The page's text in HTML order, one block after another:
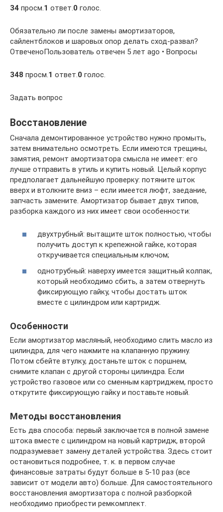
34 просм.1 ответ.0 голос.
Обязательно ли после замены амортизаторов,
сайлентблоков и шаровых опор делать сход-развал?
ОтвеченоПользователь отвечен 5 лет ago • Вопросы
348 просм.1 ответ.0 голос.
Задать вопрос
Восстановление
Сначала демонтированное устройство нужно промыть,
затем внимательно осмотреть. Если имеются трещины,
замятия, ремонт амортизатора смысла не имеет: его
лучше отправить в утиль и купить новый. Целый корпус
предполагает дальнейшую проверку: потяните шток
вверх и втолкните вниз – если имеется люфт, заедание,
запчасть замените. Амортизатор бывает двух типов,
разборка каждого из них имеет свои особенности:
двухтрубный: вытащите шток полностью, чтобы
получить доступ к крепежной гайке, которая
откручивается специальным ключом;
однотрубный: наверху имеется защитный колпак,
который необходимо сбить, а затем отвернуть
фиксирующую гайку, чтобы достать шток
вместе с цилиндром или картридж.
Особенности
Если амортизатор масляный, необходимо слить масло из
цилиндра, для чего нажмите на клапанную пружину.
Потом сбейте втулку, достаньте шток с поршнем,
снимите клапан с другой стороны цилиндра. Если
устройство газовое или со сменным картриджем, просто
открутите фиксирующую гайку и поставьте новый.
Методы восстановления
Есть два способа: первый заключается в полной замене
штока вместе с цилиндром на новый картридж, второй
подразумевает замену деталей устройства. Здесь стоит
остановиться подробнее, т. к. в первом случае
финансовые затраты будут больше в 5-10 раз (все
зависит от модели авто) больше. Для самостоятельного
восстановления амортизатора с полной разборкой
необходимо приобрести ремкомплект.